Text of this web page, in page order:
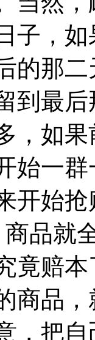
子，
的那
到最
，如
始一
开始
品就
赔本
商品
，把